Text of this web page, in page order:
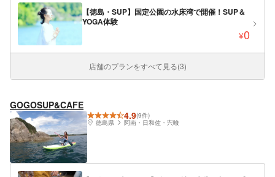
【徳島・SUP】国定公園の水床湾で開催！SUP＆
YOGA体験
¥0
店舗のプランをすべて見る(3)
GOGOSUP&CAFE
4.9(9件)
徳島県
阿南・日和佐・宍喰